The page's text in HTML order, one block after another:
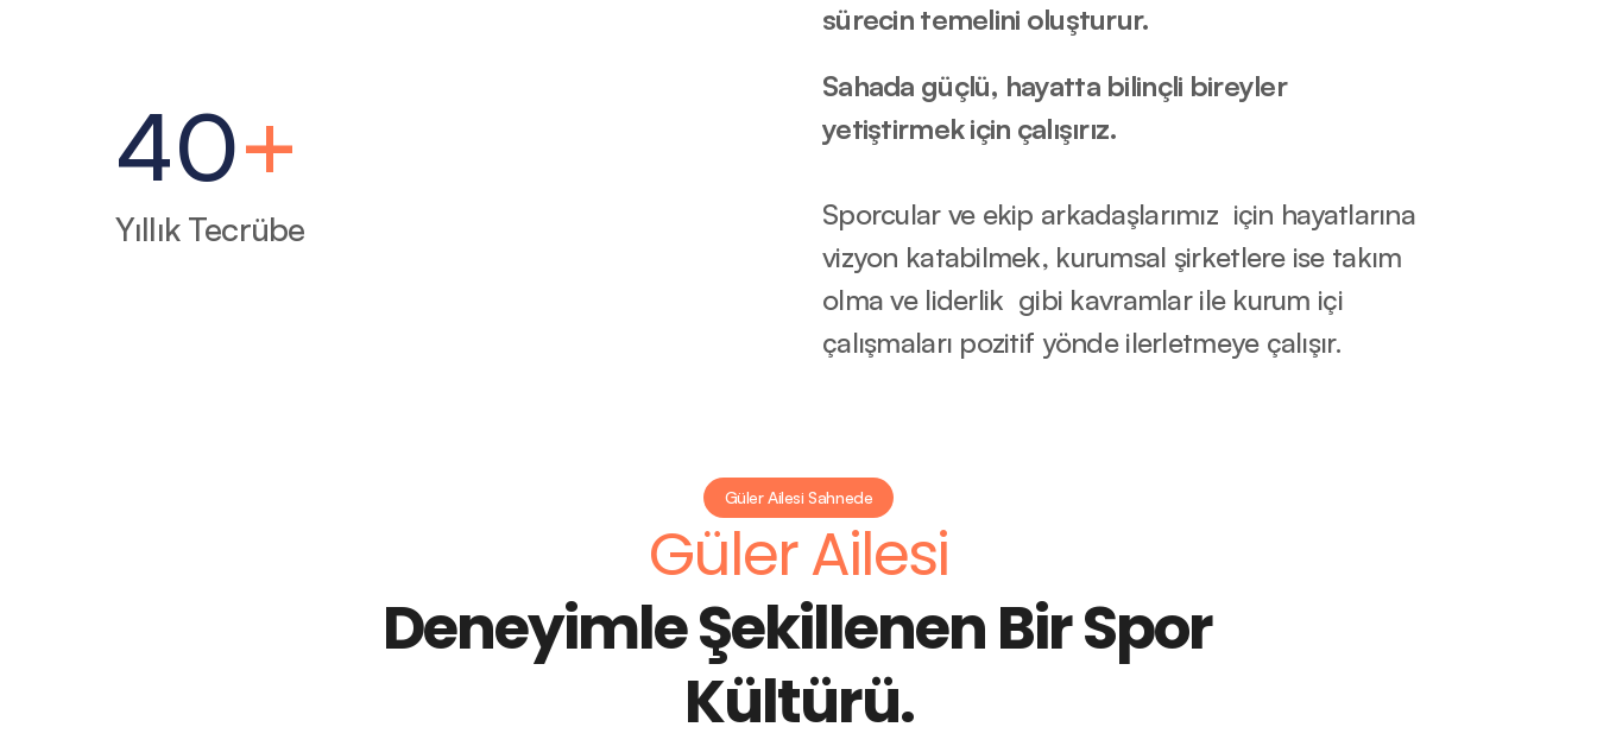
40+
Yıllık Tecrübe
sürecin temelini oluşturur.
Sahada güçlü, hayatta bilinçli bireyler
yetiştirmek için çalışırız.
Sporcular ve ekip arkadaşlarımız  için hayatlarına
vizyon katabilmek, kurumsal şirketlere ise takım
olma ve liderlik  gibi kavramlar ile kurum içi
çalışmaları pozitif yönde ilerletmeye çalışır.
Güler Ailesi Sahnede
Güler Ailesi
Deneyimle Şekillenen Bir Spor
Kültürü.